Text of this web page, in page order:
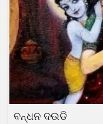
ବନ୍ଧନ ଦଉଡି